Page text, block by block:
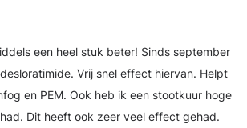
een heel stuk beter! Sinds september
Vrij snel effect hiervan. Helpt
en PEM. Ook heb ik een stootkuur hoge
Dit heeft ook zeer veel effect gehad.